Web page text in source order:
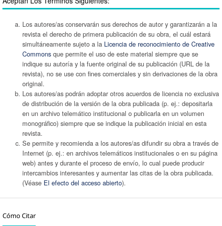
Los autores/as conservarán sus derechos de autor y garantizarán a la
revista el derecho de primera publicación de su obra, el cuál estará
simultáneamente sujeto a la Licencia de reconocimiento de Creative
Commonsque permite el uso de este material siempre que se
indique su autoría y la fuente original de su publicación (URL de la
revista), no se use con fines comerciales y sin derivaciones de la obra
original.
Los autores/as podrán adoptar otros acuerdos de licencia no exclusiva
de distribución de la versión de la obra publicada (p. ej.: depositarla
en un archivo telemático institucional o publicarla en un volumen
monográfico) siempre que se indique la publicación inicial en esta
revista.
Se permite y recomienda a los autores/as difundir su obra a través de
Internet (p. ej.: en archivos telemáticos institucionales o en su página
web) antes y durante el proceso de envío, lo cual puede producir
intercambios interesantes y aumentar las citas de la obra publicada.
(Véase El efecto del acceso abierto).
Cómo Citar